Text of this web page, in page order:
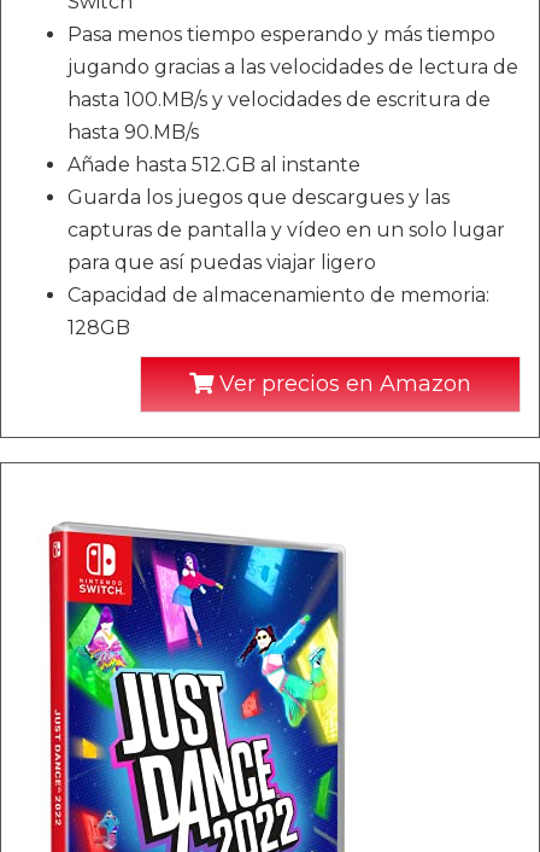
Pasa menos tiempo esperando y más tiempo
jugando gracias a las velocidades de lectura de
hasta 100.MB/s y velocidades de escritura de
hasta 90.MB/s
Añade hasta 512.GB al instante
Guarda los juegos que descargues y las
capturas de pantalla y vídeo en un solo lugar
para que así puedas viajar ligero
Capacidad de almacenamiento de memoria:
128GB
Ver precios en Amazon